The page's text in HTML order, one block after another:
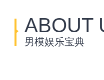
ABOUT
男模娱乐宝典